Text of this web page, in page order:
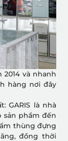
và nhanh
hàng nơi đây
GARIS là nhà
sản phẩm đến
thùng đựng
đồng thời